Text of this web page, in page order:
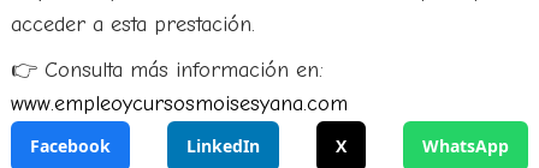
acceder a esta prestación.
👉 Consulta más información en:
www.empleoycursosmoisesyana.com
Facebook LinkedIn X WhatsApp